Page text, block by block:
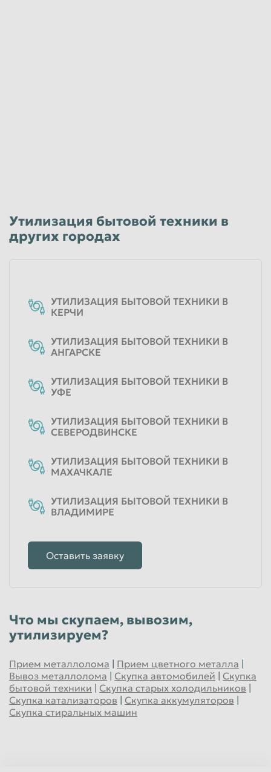
Утилизация бытовой техники в
других городах
УТИЛИЗАЦИЯ БЫТОВОЙ ТЕХНИКИ В
КЕРЧИ
УТИЛИЗАЦИЯ БЫТОВОЙ ТЕХНИКИ В
АНГАРСКЕ
УТИЛИЗАЦИЯ БЫТОВОЙ ТЕХНИКИ В
УФЕ
УТИЛИЗАЦИЯ БЫТОВОЙ ТЕХНИКИ В
СЕВЕРОДВИНСКЕ
УТИЛИЗАЦИЯ БЫТОВОЙ ТЕХНИКИ В
МАХАЧКАЛЕ
УТИЛИЗАЦИЯ БЫТОВОЙ ТЕХНИКИ В
ВЛАДИМИРЕ
Оставить заявку
Что мы скупаем, вывозим,
утилизируем?
Прием металлолома | Прием цветного металла |
Вывоз металлолома | Скупка автомобилей | Скупка
бытовой техники | Скупка старых холодильников |
Скупка катализаторов | Скупка аккумуляторов |
Скупка стиральных машин